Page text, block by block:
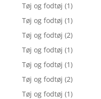
Tøj og fodtøj (1)
Tøj og fodtøj (1)
Tøj og fodtøj (2)
Tøj og fodtøj (1)
Tøj og fodtøj (1)
Tøj og fodtøj (2)
Tøj og fodtøj (1)